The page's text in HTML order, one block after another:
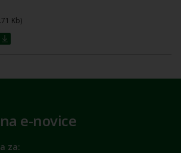
Kb)
e-novice
za: